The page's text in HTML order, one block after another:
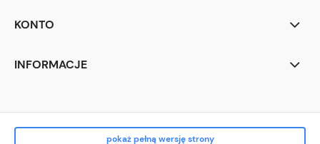
KONTO
INFORMACJE
pokaż pełną wersję strony